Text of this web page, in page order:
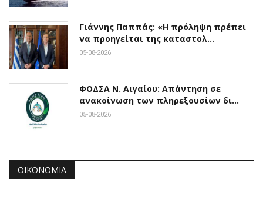
Γιάννης Παππάς: «Η πρόληψη πρέπει
να προηγείται της καταστολ…
05-08-2026
ΦΟΔΣΑ Ν. Αιγαίου: Απάντηση σε
ανακοίνωση των πληρεξουσίων δι…
05-08-2026
ΟΙΚΟΝΟΜΊΑ